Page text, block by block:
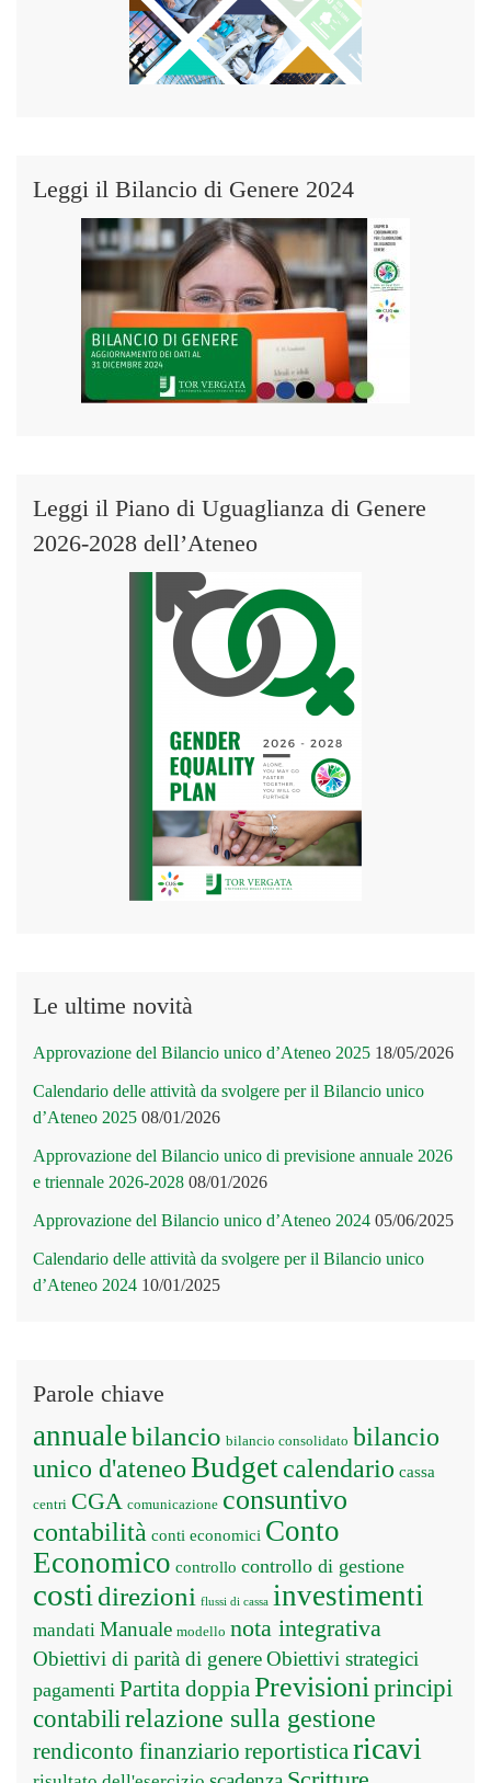
Leggi il Bilancio di Genere 2024
Leggi il Piano di Uguaglianza di Genere
2026-2028 dell’Ateneo
Le ultime novità
Approvazione del Bilancio unico d’Ateneo 2025 18/05/2026
Calendario delle attività da svolgere per il Bilancio unico
d’Ateneo 2025 08/01/2026
Approvazione del Bilancio unico di previsione annuale 2026
e triennale 2026-2028 08/01/2026
Approvazione del Bilancio unico d’Ateneo 2024 05/06/2025
Calendario delle attività da svolgere per il Bilancio unico
d’Ateneo 2024 10/01/2025
Parole chiave
annualebilancio bilancio consolidato bilancio
unico d'ateneoBudgetcalendario cassa
centri CGA comunicazione consuntivo
contabilità conti economici Conto
Economico controllo controllo di gestione
costi direzioni flussi di cassa investimenti
mandati Manuale modello nota integrativa
Obiettivi di parità di genereObiettivi strategici
pagamenti Partita doppia Previsioni principi
contabili relazione sulla gestione
rendiconto finanziario reportistica ricavi